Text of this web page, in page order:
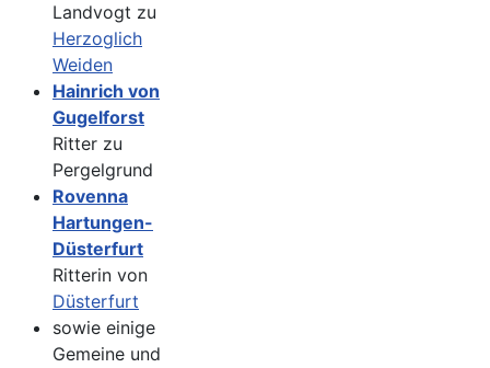
Landvogt zu
Herzoglich
Weiden
Hainrich von
Gugelforst
Ritter zu
Pergelgrund
Rovenna
Hartungen-
Düsterfurt
Ritterin von
Düsterfurt
sowie einige
Gemeine und